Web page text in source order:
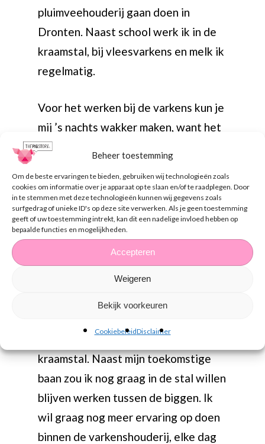
Beheer toestemming
Om de beste ervaringen te bieden, gebruiken wij technologieën zoals
cookies om informatie over je apparaat op te slaan en/of te raadplegen. Door
in te stemmen met deze technologieën kunnen wij gegevens zoals
surfgedrag of unieke ID's op deze site verwerken. Als je geen toestemming
geeft of uw toestemming intrekt, kan dit een nadelige invloed hebben op
bepaalde functies en mogelijkheden.
Accepteren
Weigeren
Bekijk voorkeuren
CookiebeleidDisclaimer
pluimveehouderij gaan doen in
Dronten. Naast school werk ik in de
kraamstal, bij vleesvarkens en melk ik
regelmatig.
Voor het werken bij de varkens kun je
mij ’s nachts wakker maken, want het
bezig zijn met de dieren is mijn
wilde ik altijd fysiotherapeut worden
maar sinds ik stage heb gelopen
binnen de agrarische sector, heb ik
mijn plekje gevonden.
Over 5 jaar hoop ik mijn HBO diploma
te hebben gehaald om vervolgens aan
voeding of het managen van de
kraamstal. Naast mijn toekomstige
baan zou ik nog graag in de stal willen
blijven werken tussen de biggen. Ik
wil graag nog meer ervaring op doen
binnen de varkenshouderij, elke dag